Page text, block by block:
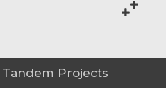
Tandem Projects